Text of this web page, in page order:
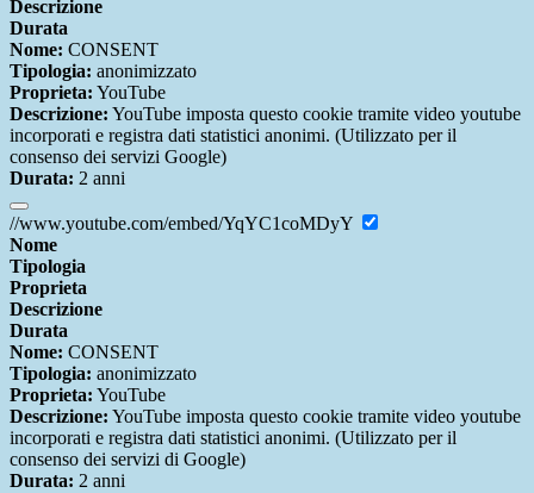
Descrizione
Durata
Nome: CONSENT
Tipologia: anonimizzato
Proprieta: YouTube
Descrizione: YouTube imposta questo cookie tramite video youtube
incorporati e registra dati statistici anonimi. (Utilizzato per il
consenso dei servizi Google)
Durata: 2 anni
//www.youtube.com/embed/YqYC1coMDyY
Nome
Tipologia
Proprieta
Descrizione
Durata
Nome: CONSENT
Tipologia: anonimizzato
Proprieta: YouTube
Descrizione: YouTube imposta questo cookie tramite video youtube
incorporati e registra dati statistici anonimi. (Utilizzato per il
consenso dei servizi di Google)
Durata: 2 anni